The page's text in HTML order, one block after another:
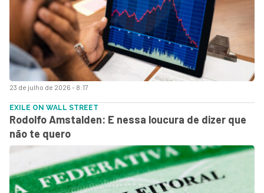
23 de julho de 2026 - 8:17
EXILE ON WALL STREET
Rodolfo Amstalden: E nessa loucura de dizer que
não te quero